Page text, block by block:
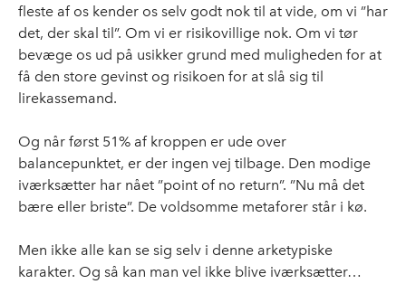
fleste af os kender os selv godt nok til at vide, om vi ”har
det, der skal til”. Om vi er risikovillige nok. Om vi tør
bevæge os ud på usikker grund med muligheden for at
få den store gevinst og risikoen for at slå sig til
lirekassemand.
Og når først 51% af kroppen er ude over
balancepunktet, er der ingen vej tilbage. Den modige
iværksætter har nået ”point of no return”. ”Nu må det
bære eller briste”. De voldsomme metaforer står i kø.
Men ikke alle kan se sig selv i denne arketypiske
karakter. Og så kan man vel ikke blive iværksætter…